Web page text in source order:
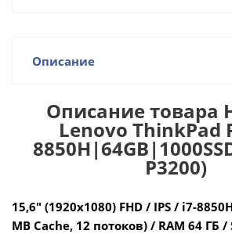
Описание
Описание товара
Lenovo ThinkPad
P3200)
15,6" (1920x1080) FHD / IPS / i7-
MB Cache, 12 потоков) / RAM 64 ГБ /